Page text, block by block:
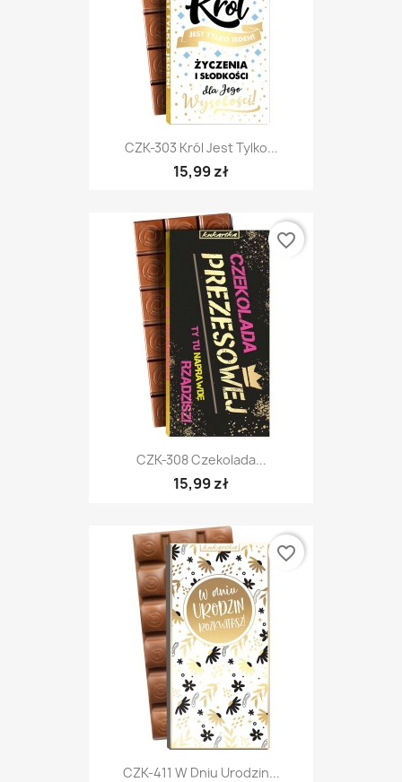
CZK-303 Król Jest Tylko...
15,99 zł
CZK-308 Czekolada...
15,99 zł
favorite_border
CZK-411 W Dniu Urodzin...
favorite_border